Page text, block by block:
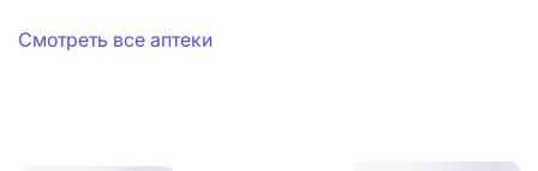
Смотреть все аптеки